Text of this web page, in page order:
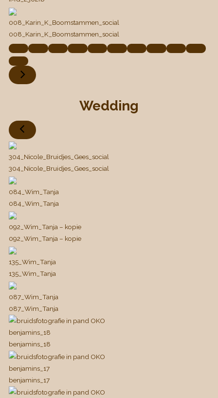
008_Karin_K_Boomstammen_social
008_Karin_K_Boomstammen_social
Wedding
304_Nicole_Bruidjes_Gees_social
304_Nicole_Bruidjes_Gees_social
084_Wim_Tanja
084_Wim_Tanja
092_Wim_Tanja – kopie
092_Wim_Tanja – kopie
135_Wim_Tanja
135_Wim_Tanja
087_Wim_Tanja
087_Wim_Tanja
benjamins_18
benjamins_18
benjamins_17
benjamins_17